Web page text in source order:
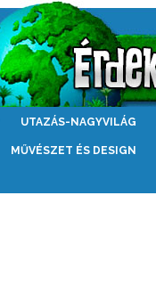
UTAZÁS-NAGYVILÁG
MŰVÉSZET ÉS DESIGN